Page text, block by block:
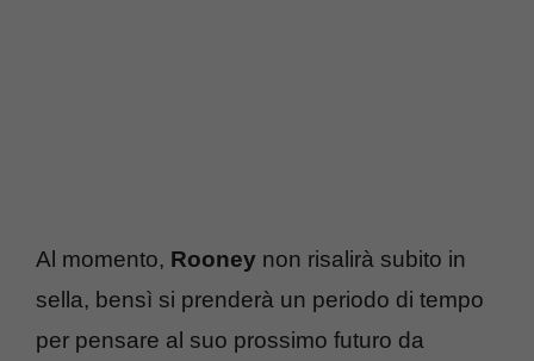
Al momento, Rooney non risalirà subito in
sella, bensì si prenderà un periodo di tempo
per pensare al suo prossimo futuro da